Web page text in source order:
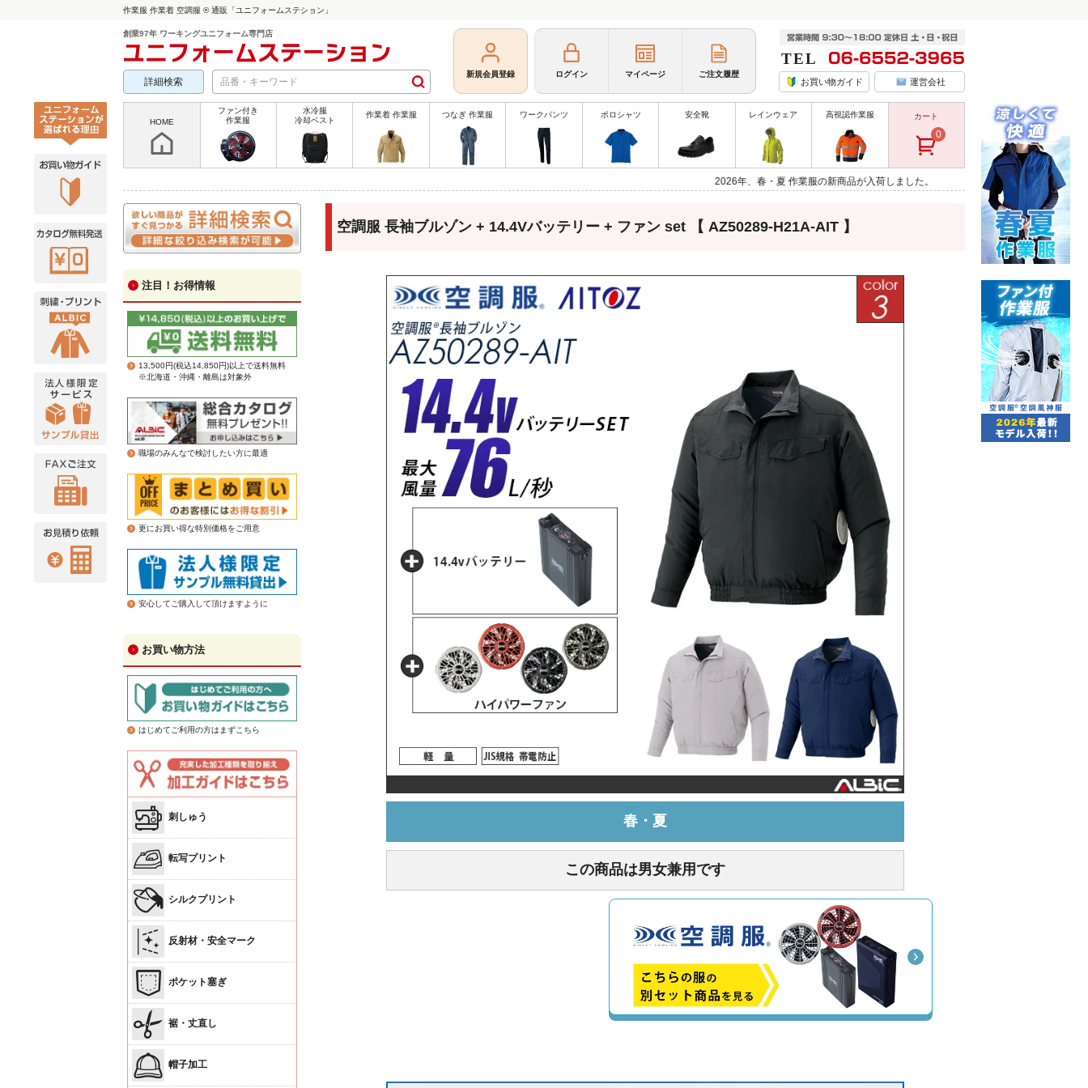
作業服 作業着 空調服 ® 通販「ユニフォームステション」
創業97年 ワーキングユニフォーム専門店
詳細検索
新規会員登録 ログイン マイページ ご注文履歴
お買い物ガイド 運営会社
HOME
ファン付き
作業服
水冷服
冷却ベスト
作業着 作業服 つなぎ 作業服 ワークパンツ ポロシャツ 安全靴 レインウェア 高視認作業服 カート
0
2026年、春・夏 作業服の新商品が入荷しました。
注目！お得情報
13,500円(税込14,850円)以上で送料無料
※北海道・沖縄・離島は対象外
職場のみんなで検討したい方に最適
更にお買い得な特別価格をご用意
安心してご購入して頂けますように
お買い物方法
はじめてご利用の方はまずこちら
刺しゅう
転写プリント
シルクプリント
反射材・安全マーク
ポケット塞ぎ
裾・丈直し
帽子加工
空調服 長袖ブルゾン + 14.4Vバッテリー + ファン set 【 AZ50289-H21A-AIT 】
春・夏
この商品は男女兼用です